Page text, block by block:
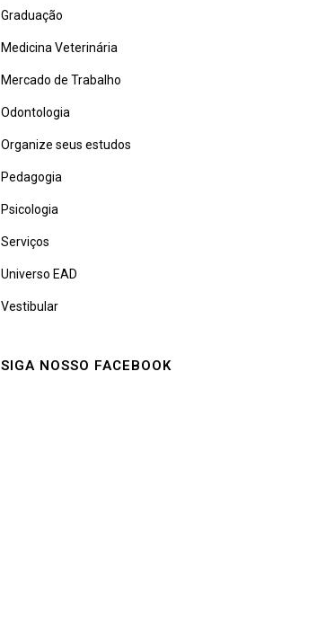
Graduação
Medicina Veterinária
Mercado de Trabalho
Odontologia
Organize seus estudos
Pedagogia
Psicologia
Serviços
Universo EAD
Vestibular
SIGA NOSSO FACEBOOK